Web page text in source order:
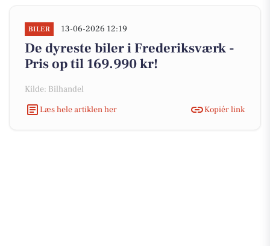
BILER 13-06-2026 12:19
De dyreste biler i Frederiksværk -
Pris op til 169.990 kr!
Kilde: Bilhandel
Læs hele artiklen her
Kopiér link